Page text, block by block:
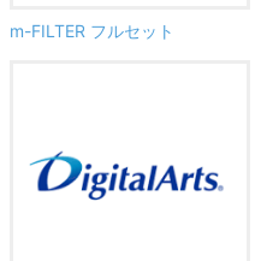
m-FILTER フルセット